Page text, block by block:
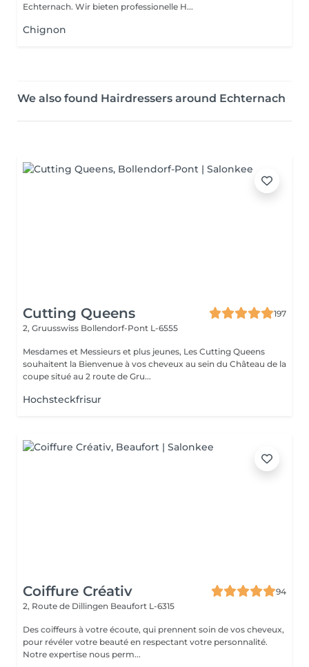
Echternach. Wir bieten professionelle H...
Chignon
We also found Hairdressers around Echternach
Cutting Queens
197
2, Gruusswiss Bollendorf-Pont L-6555
Mesdames et Messieurs et plus jeunes, Les Cutting Queens
souhaitent la Bienvenue à vos cheveux au sein du Château de la
coupe situé au 2 route de Gru...
Hochsteckfrisur
Coiffure Créativ
94
2, Route de Dillingen Beaufort L-6315
Des coiffeurs à votre écoute, qui prennent soin de vos cheveux,
pour révéler votre beauté en respectant votre personnalité.
Notre expertise nous perm...